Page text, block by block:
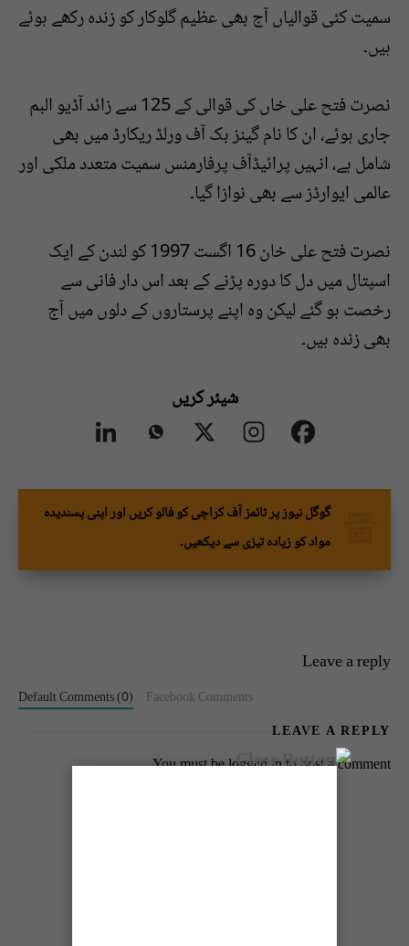
سمیت کئی قوالیاں آج بھی عظیم گلوکار کو زندہ رکھے ہوئے
ہیں۔
نصرت فتح علی خاں کی قوالی کے 125 سے زائد آڈیو البم
جاری ہوئے، ان کا نام گینز بک آف ورلڈ ریکارڈ میں بھی
شامل ہے، انہیں پرائیڈآف پرفارمنس سمیت متعدد ملکی اور
عالمی ایوارڈز سے بھی نوازا گیا۔
نصرت فتح علی خان 16 اگست 1997 کو لندن کے ایک
اسپتال میں دل کا دورہ پڑنے کے بعد اس دار فانی سے
رخصت ہو گئے لیکن وہ اپنے پرستاروں کے دلوں میں آج
بھی زندہ ہیں۔
شیئر کریں
گوگل نیوز پر ٹائمز آف کراچی کو فالو کریں اور اپنی پسندیدہ
مواد کو زیادہ تیزی سے دیکھیں۔
Leave a reply
Default Comments (0)
Facebook Comments
LEAVE A REPLY
You must belogged into post a comment.